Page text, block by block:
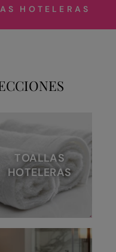
HOTELERAS
TOALLAS
HOTELERAS